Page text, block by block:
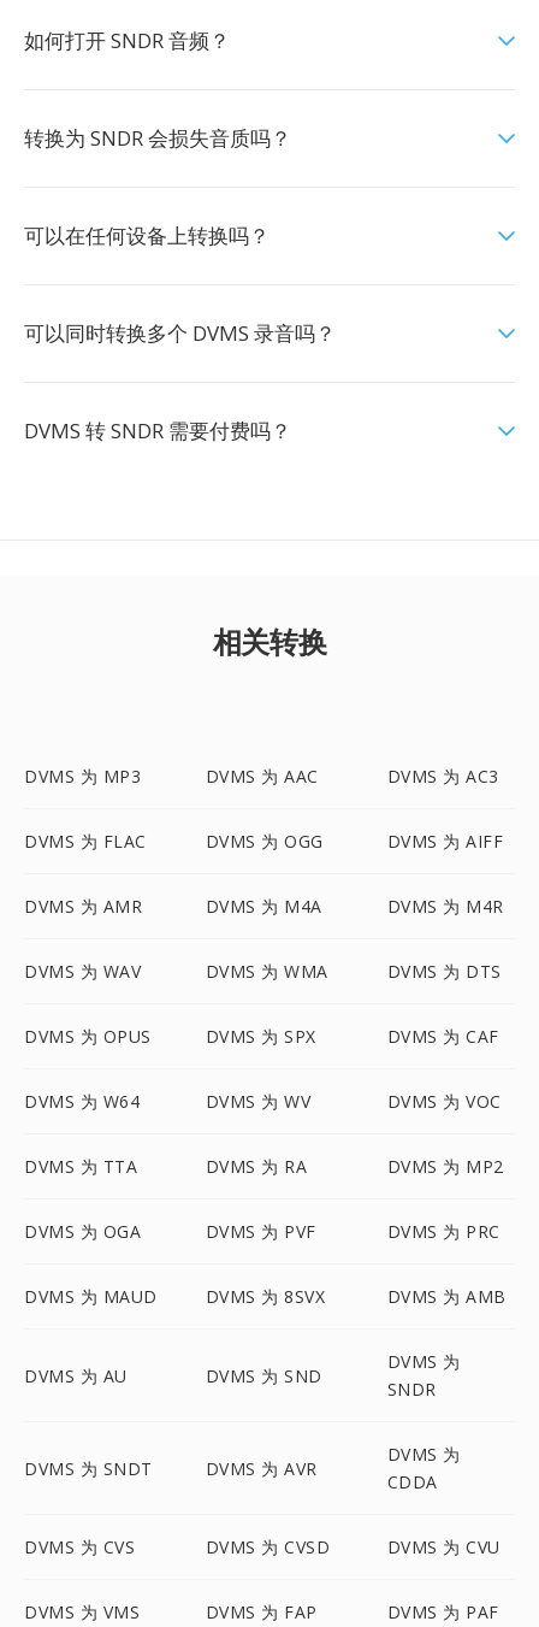
如何打开 SNDR 音频？
转换为 SNDR 会损失音质吗？
可以在任何设备上转换吗？
可以同时转换多个 DVMS 录音吗？
DVMS 转 SNDR 需要付费吗？
相关转换
DVMS 为 MP3 DVMS 为 AAC DVMS 为 AC3
DVMS 为 FLAC DVMS 为 OGG DVMS 为 AIFF
DVMS 为 AMR DVMS 为 M4A DVMS 为 M4R
DVMS 为 WAV DVMS 为 WMA DVMS 为 DTS
DVMS 为 OPUS DVMS 为 SPX DVMS 为 CAF
DVMS 为 W64 DVMS 为 WV DVMS 为 VOC
DVMS 为 TTA DVMS 为 RA DVMS 为 MP2
DVMS 为 OGA DVMS 为 PVF DVMS 为 PRC
DVMS 为 MAUD DVMS 为 8SVX DVMS 为 AMB
DVMS 为 AU DVMS 为 SND
DVMS 为
SNDR
DVMS 为 SNDT DVMS 为 AVR
DVMS 为
CDDA
DVMS 为 CVS DVMS 为 CVSD DVMS 为 CVU
DVMS 为 VMS DVMS 为 FAP DVMS 为 PAF